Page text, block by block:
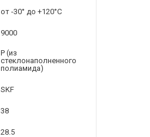
от -30° до +120°C
9000
P (из
стеклонаполненного
полиамида)
SKF
38
28.5